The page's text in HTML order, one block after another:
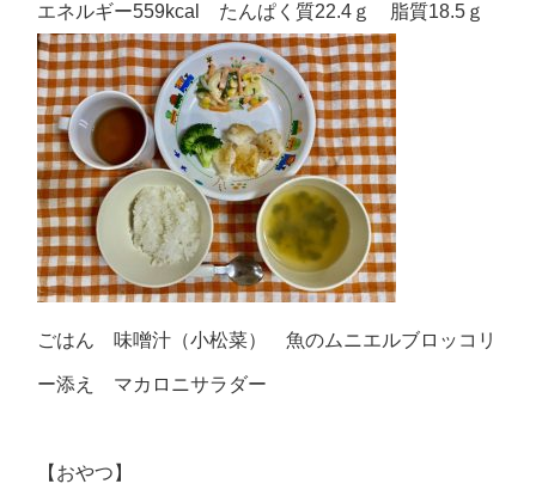
エネルギー559kcal たんぱく質22.4ｇ 脂質18.5ｇ
ごはん 味噌汁（小松菜） 魚のムニエルブロッコリ
ー添え マカロニサラダー
【おやつ】